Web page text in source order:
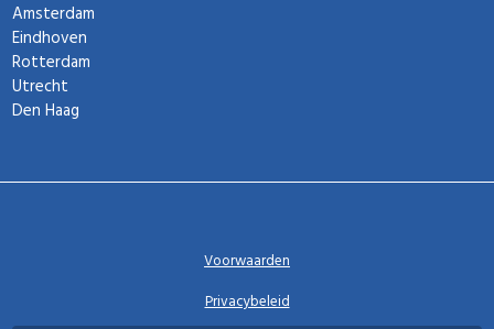
Amsterdam
Eindhoven
Rotterdam
Utrecht
Den Haag
Voorwaarden
Privacybeleid